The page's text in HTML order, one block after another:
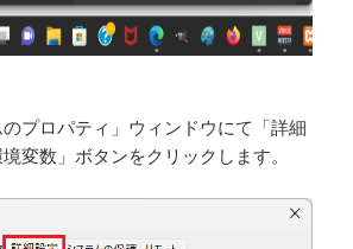
プロパティ」ウィンドウにて「詳細
変数」ボタンをクリックします。